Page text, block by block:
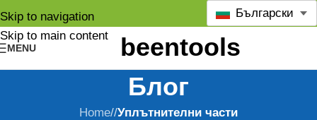
Skip to navigation
Skip to main content
MENU
Български
Блог
Home/ Уплътнителни части